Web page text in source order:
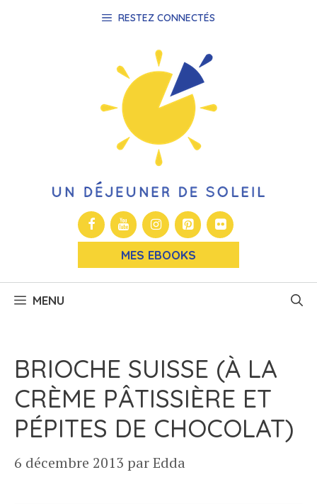
RESTEZ CONNECTÉS
MES EBOOKS
MENU
BRIOCHE SUISSE (À LA
CRÈME PÂTISSIÈRE ET
PÉPITES DE CHOCOLAT)
6 décembre 2013 parEdda